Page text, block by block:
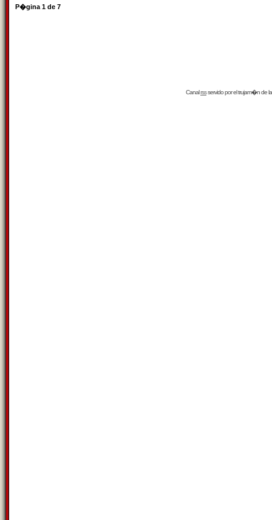
P�gina 1 de 7
Canalrssservido por eltrujam�nde